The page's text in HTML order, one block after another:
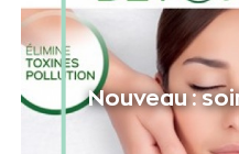
Nouveau :